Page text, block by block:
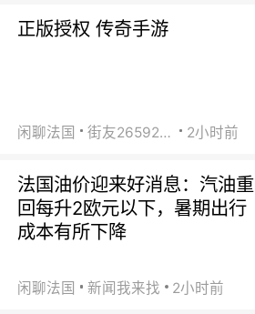
正版授权 传奇手游
闲聊法国 街友26592800 2小时前
法国油价迎来好消息：汽油重
回每升2欧元以下，暑期出行
成本有所下降
闲聊法国 新闻我来找 2小时前